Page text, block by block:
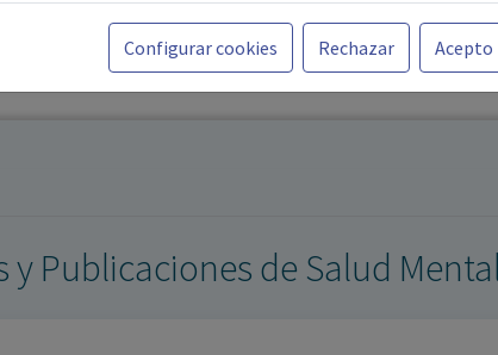
o dispensar medicamentos con ejercicio
La información técnica de los fármacos se facilita
meramente informativo, siendo responsabilidad de
Configurar cookies Rechazar Acepto
Publicaciones de Salud